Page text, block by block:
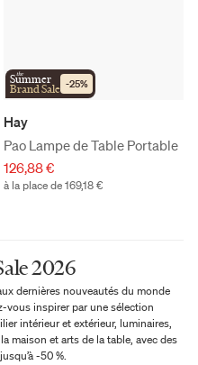
the
Summer
Brand Sale -25%
Hay
Pao Lampe de Table Portable
126,88 €
à la place de 169,18 €
2026
dernières nouveautés du monde
vous inspirer par une sélection
intérieur et extérieur, luminaires,
maison et arts de la table, avec des
-50 %.